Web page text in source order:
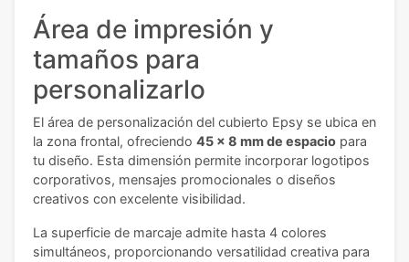
Área de impresión y
tamaños para
personalizarlo
El área de personalización del cubierto Epsy se ubica en
la zona frontal, ofreciendo 45 x 8 mm de espacio para
tu diseño. Esta dimensión permite incorporar logotipos
corporativos, mensajes promocionales o diseños
creativos con excelente visibilidad.
La superficie de marcaje admite hasta 4 colores
simultáneos, proporcionando versatilidad creativa para